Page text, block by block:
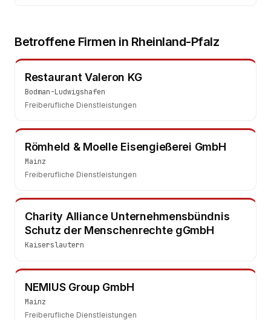
Betroffene Firmen in Rheinland-Pfalz
Restaurant Valeron KG
Bodman-Ludwigshafen
Freiberufliche Dienstleistungen
Römheld & Moelle Eisengießerei GmbH
Mainz
Freiberufliche Dienstleistungen
Charity Alliance Unternehmensbündnis
Schutz der Menschenrechte gGmbH
Kaiserslautern
NEMIUS Group GmbH
Mainz
Freiberufliche Dienstleistungen